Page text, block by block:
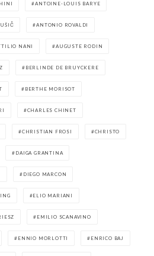
ANTOINE-LOUIS BARYE
ANTONIO ROVALDI
NANI AUGUSTE RODIN
BERLINDE DE BRUYCKERE
BERTHE MORISOT
CHARLES CHINET
CHRISTIAN FROSI CHRISTO
DAIGA GRANTINA
DIEGO MARCON
ELIO MARIANI
EMILIO SCANAVINO
ENNIO MORLOTTI ENRICO BAJ